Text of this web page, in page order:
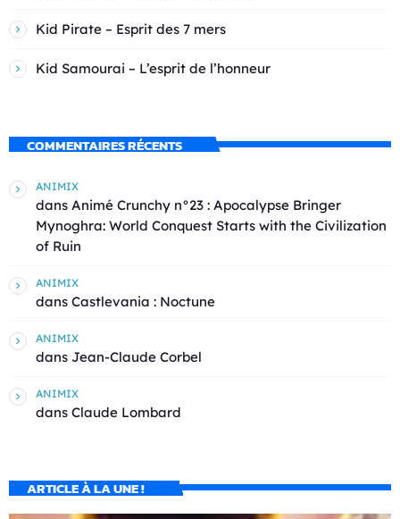
Kid Pirate – Esprit des 7 mers
Kid Samourai – L’esprit de l’honneur
COMMENTAIRES RÉCENTS
ANIMIX
dans Animé Crunchy n°23 : Apocalypse Bringer
Mynoghra: World Conquest Starts with the Civilization
of Ruin
ANIMIX
dans Castlevania : Noctune
ANIMIX
dans Jean-Claude Corbel
ANIMIX
dans Claude Lombard
ARTICLE À LA UNE !